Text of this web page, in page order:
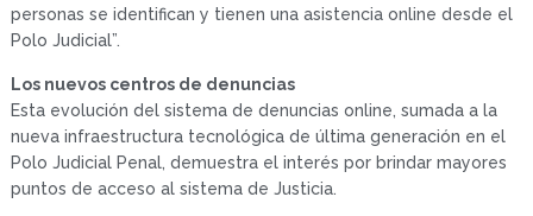
personas se identifican y tienen una asistencia online desde el
Polo Judicial”.
Los nuevos centros de denuncias
Esta evolución del sistema de denuncias online, sumada a la
nueva infraestructura tecnológica de última generación en el
Polo Judicial Penal, demuestra el interés por brindar mayores
puntos de acceso al sistema de Justicia.